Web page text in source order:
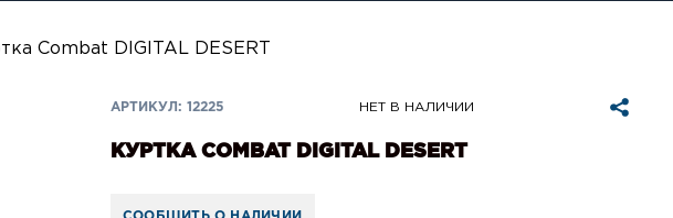
Combat DIGITAL DESERT
АРТИКУЛ: 12225 НЕТ В НАЛИЧИИ
КУРТКА COMBAT DIGITAL DESERT